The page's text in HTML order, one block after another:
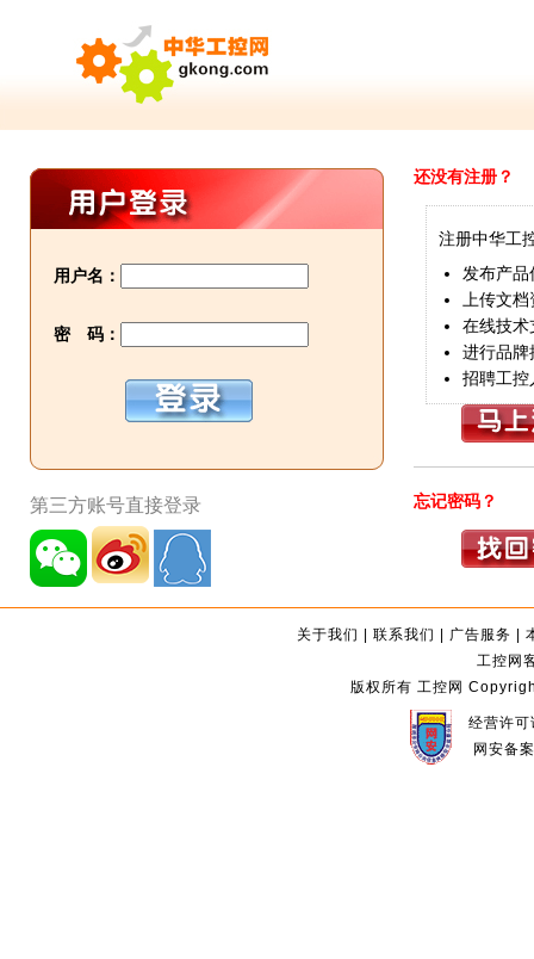
用户名：
密 码：
第三方账号直接登录
还没有注册？
注册中华工
发布产品
上传文档
在线技术
进行品牌
招聘工控
忘记密码？
关于我们 |联系我们 | 广告服务 |
工控网
版权所有 工控网
经营许
网安备